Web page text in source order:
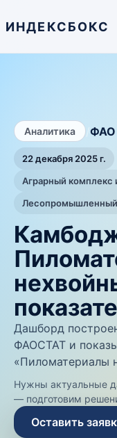
ИНДЕКСБОКС
Аналитика ФАО
22 декабря 2025 г.
Аграрный комплекс
Лесопромышленный
Дашборд
ФАОСТАТ и
«Пиломатериалы
Нужны актуальные
— подготовим
Оставить